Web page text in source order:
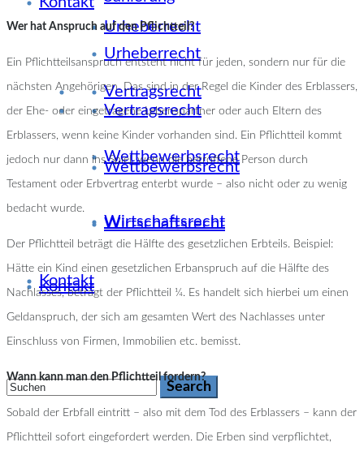
Urheberrecht
Vertragsrecht
Wettbewerbsrecht
Wirtschaftsrecht
Kontakt
Urheberrecht
Vertragsrecht
Wettbewerbsrecht
Wirtschaftsrecht
Kontakt
Wer hat Anspruch auf den Pflichtteil?
Ein Pflichtteilsanspruch entsteht nicht für jeden, sondern nur für die
nächsten Angehörigen. Das sind in der Regel die Kinder des Erblassers,
der Ehe- oder eingetragene Lebenspartner oder auch Eltern des
Erblassers, wenn keine Kinder vorhanden sind. Ein Pflichtteil kommt
jedoch nur dann ins Spiel, wenn die betroffene Person durch
Testament oder Erbvertrag enterbt wurde – also nicht oder zu wenig
bedacht wurde.
Der Pflichtteil beträgt die Hälfte des gesetzlichen Erbteils. Beispiel:
Hätte ein Kind einen gesetzlichen Erbanspruch auf die Hälfte des
Nachlasses, beträgt der Pflichtteil ¼. Es handelt sich hierbei um einen
Geldanspruch, der sich am gesamten Wert des Nachlasses unter
Einschluss von Firmen, Immobilien etc. bemisst.
Wann kann man den Pflichtteil fordern?
Sobald der Erbfall eintritt – also mit dem Tod des Erblassers – kann der
Pflichtteil sofort eingefordert werden. Die Erben sind verpflichtet,